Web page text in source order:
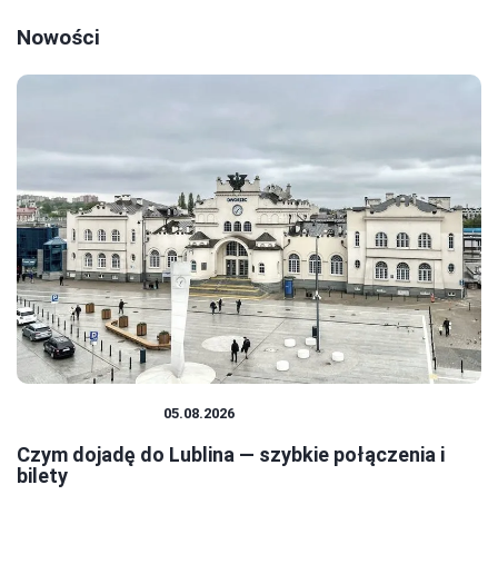
Nowości
05.08.2026
Czym dojadę do Lublina — szybkie połączenia i
bilety